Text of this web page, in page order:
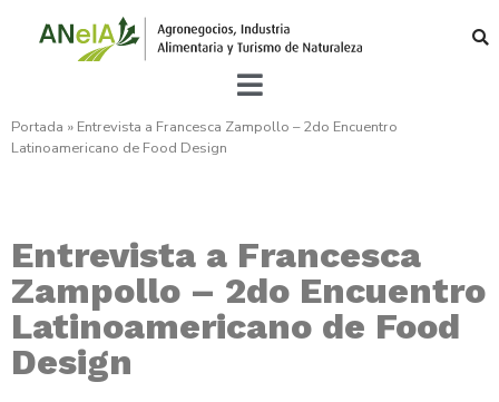
Portada » Entrevista a Francesca Zampollo – 2do Encuentro
Latinoamericano de Food Design
Entrevista a Francesca
Zampollo – 2do Encuentro
Latinoamericano de Food
Design